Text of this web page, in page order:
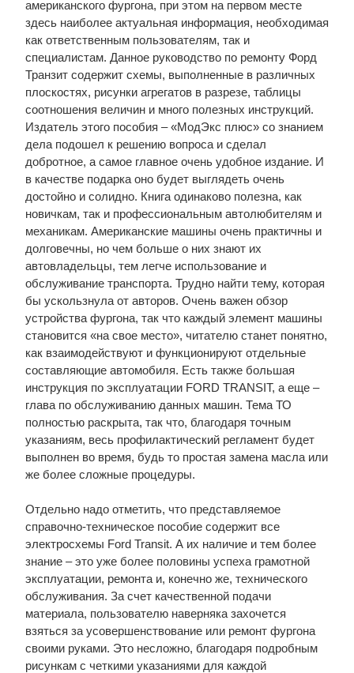
американского фургона, при этом на первом месте
здесь наиболее актуальная информация, необходимая
как ответственным пользователям, так и
специалистам. Данное руководство по ремонту Форд
Транзит содержит схемы, выполненные в различных
плоскостях, рисунки агрегатов в разрезе, таблицы
соотношения величин и много полезных инструкций.
Издатель этого пособия – «МодЭкс плюс» со знанием
дела подошел к решению вопроса и сделал
добротное, а самое главное очень удобное издание. И
в качестве подарка оно будет выглядеть очень
достойно и солидно. Книга одинаково полезна, как
новичкам, так и профессиональным автолюбителям и
механикам. Американские машины очень практичны и
долговечны, но чем больше о них знают их
автовладельцы, тем легче использование и
обслуживание транспорта. Трудно найти тему, которая
бы ускользнула от авторов. Очень важен обзор
устройства фургона, так что каждый элемент машины
становится «на свое место», читателю станет понятно,
как взаимодействуют и функционируют отдельные
составляющие автомобиля. Есть также большая
инструкция по эксплуатации FORD TRANSIT, а еще –
глава по обслуживанию данных машин. Тема ТО
полностью раскрыта, так что, благодаря точным
указаниям, весь профилактический регламент будет
выполнен во время, будь то простая замена масла или
же более сложные процедуры.
Отдельно надо отметить, что представляемое
справочно-техническое пособие содержит все
электросхемы Ford Transit. А их наличие и тем более
знание – это уже более половины успеха грамотной
эксплуатации, ремонта и, конечно же, технического
обслуживания. За счет качественной подачи
материала, пользователю наверняка захочется
взяться за усовершенствование или ремонт фургона
своими руками. Это несложно, благодаря подробным
рисункам с четкими указаниями для каждой